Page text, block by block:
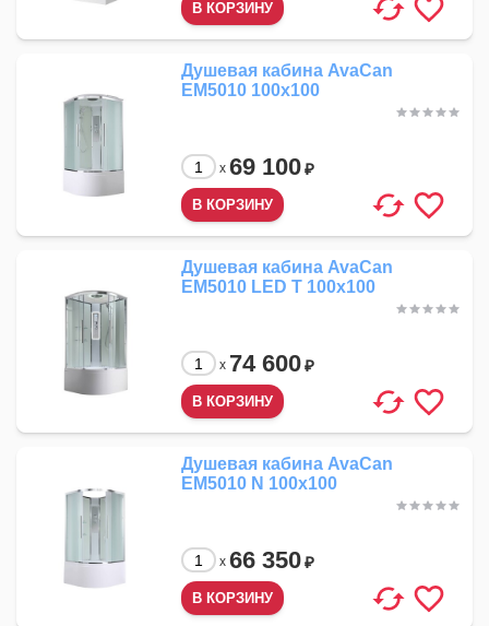
Душевая кабина AvaCan
EM5010 100x100
x 69 100₽
Душевая кабина AvaCan
EM5010 LED T 100x100
x 74 600₽
Душевая кабина AvaCan
EM5010 N 100x100
x 66 350₽